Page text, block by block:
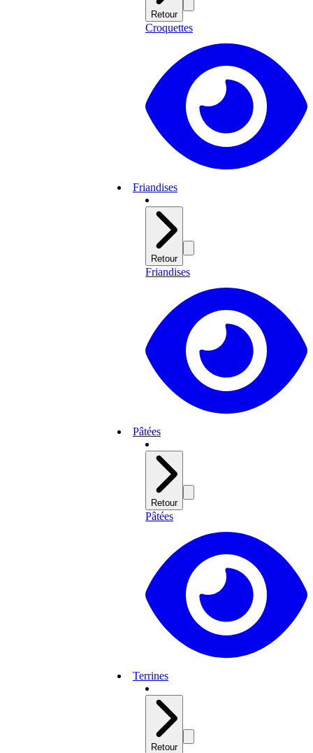
Retour
Croquettes
Friandises
Retour
Friandises
Pâtées
Retour
Pâtées
Terrines
Retour